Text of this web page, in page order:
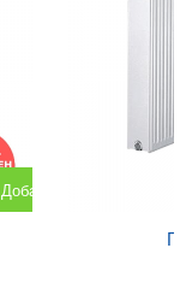
Добавяне